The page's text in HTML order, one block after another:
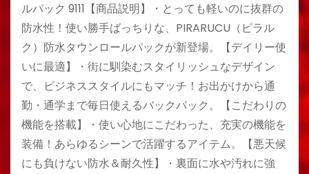
ルパック 9111【商品説明】・とっても軽いのに抜群の
防水性！使い勝手ばっちりな、PIRARUCU（ピラル
ク）防水タウンロールパックが新登場。【デイリー使
いに最適】・街に馴染むスタイリッシュなデザイン
で、ビジネススタイルにもマッチ！お出かけから通
勤・通学まで毎日使えるバックパック。【こだわりの
機能を搭載】・使い心地にこだわった、充実の機能を
装備！あらゆるシーンで活躍するアイテム。【悪天候
にも負けない防水＆耐久性】・裏面に水や汚れに強